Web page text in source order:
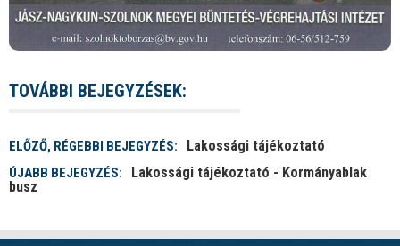
TOVÁBBI BEJEGYZÉSEK:
ELŐZŐ, RÉGEBBI BEJEGYZÉS: Lakossági tájékoztató
ÚJABB BEJEGYZÉS:
Lakossági tájékoztató - Kormányablak
busz